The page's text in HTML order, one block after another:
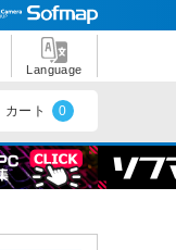
Language
カート 0